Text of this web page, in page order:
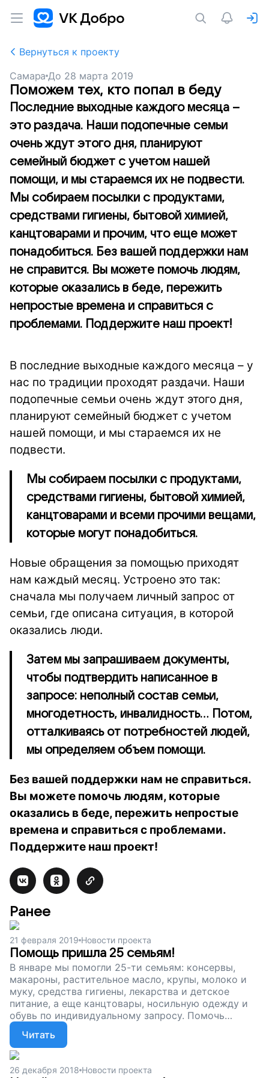
Вернуться к проекту
Самара До 28 марта 2019
Поможем тех, кто попал в беду
Последние выходные каждого месяца –
это раздача. Наши подопечные семьи
очень ждут этого дня, планируют
семейный бюджет с учетом нашей
помощи, и мы стараемся их не подвести.
Мы собираем посылки с продуктами,
средствами гигиены, бытовой химией,
канцтоварами и прочим, что еще может
понадобиться. Без вашей поддержки нам
не справится. Вы можете помочь людям,
которые оказались в беде, пережить
непростые времена и справиться с
проблемами. Поддержите наш проект!
В последние выходные каждого месяца – у
нас по традиции проходят раздачи. Наши
подопечные семьи очень ждут этого дня,
планируют семейный бюджет с учетом
нашей помощи, и мы стараемся их не
подвести.
Мы собираем посылки с продуктами,
средствами гигиены, бытовой химией,
канцтоварами и всеми прочими вещами,
которые могут понадобиться.
Новые обращения за помощью приходят
нам каждый месяц. Устроено это так:
сначала мы получаем личный запрос от
семьи, где описана ситуация, в которой
оказались люди.
Затем мы запрашиваем документы,
чтобы подтвердить написанное в
запросе: неполный состав семьи,
многодетность, инвалидность... Потом,
отталкиваясь от потребностей людей,
мы определяем объем помощи.
Без вашей поддержки нам не справиться.
Вы можете помочь людям, которые
оказались в беде, пережить непростые
времена и справиться с проблемами.
Поддержите наш проект!
Ранее
21 февраля 2019 Новости проекта
Помощь пришла 25 семьям!
В январе мы помогли 25-ти семьям: консервы,
макароны, растительное масло, крупы, молоко и
муку, средства гигиены, лекарства и детское
питание, а еще канцтовары, носильную одежду и
обувь по индивидуальному запросу. Помочь
семьям, которые переживают непростые времена
может каждый – на каждую раздачу нам нужны
деньги, чтобы собрать необходимый набор.
Поддержите наш проект!
Читать
26 декабря 2018 Новости проекта